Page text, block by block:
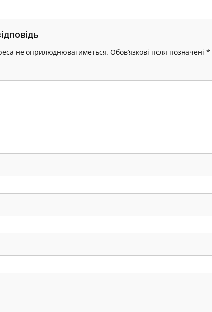
не оприлюднюватиметься. Обов’язкові поля позначені *